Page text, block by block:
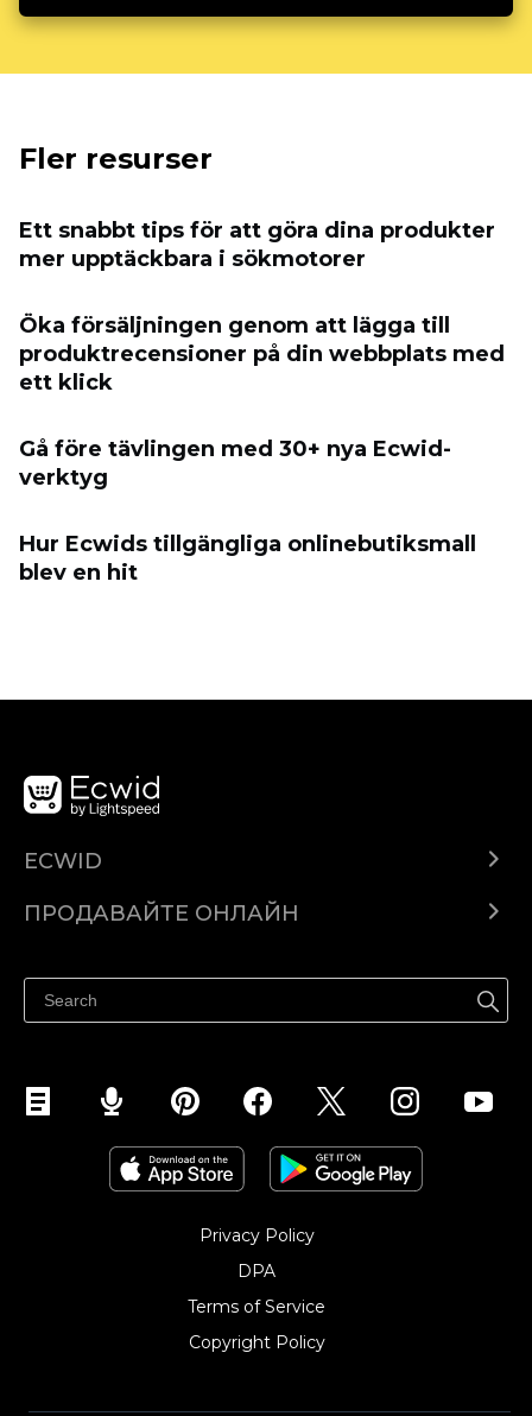
Fler resurser
Ett snabbt tips för att göra dina produkter
mer upptäckbara i sökmotorer
Öka försäljningen genom att lägga till
produktrecensioner på din webbplats med
ett klick
Gå före tävlingen med 30+ nya Ecwid-
verktyg
Hur Ecwids tillgängliga onlinebutiksmall
blev en hit
ECWID
Помощен център
ПРОДАВАЙТЕ ОНЛАЙН
Продавайте във Facebook
Продавайте в Instagram
Privacy Policy
DPA
Terms of Service
Copyright Policy‎